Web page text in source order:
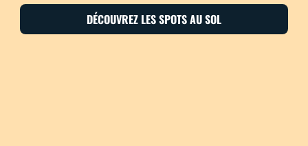
DÉCOUVREZ LES SPOTS AU SOL